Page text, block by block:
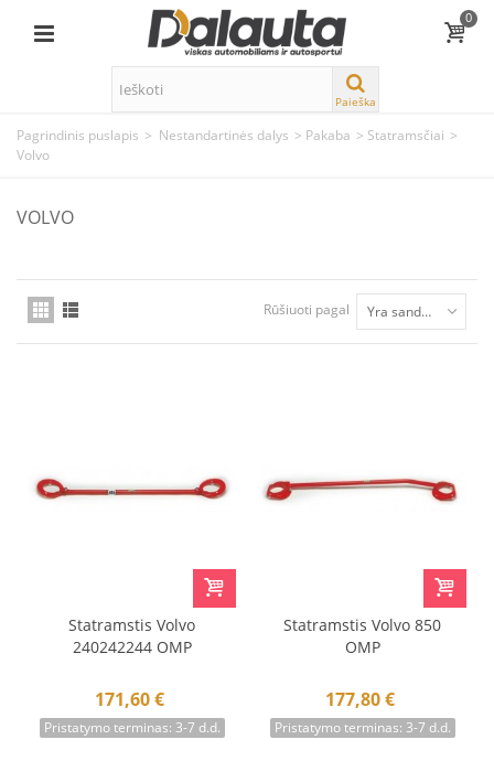
0
Paieška
Pagrindinis puslapis > Nestandartinės dalys > Pakaba > Statramsčiai >
Volvo
VOLVO
Rūšiuoti pagal Yra sandėlyje
Statramstis Volvo
240242244 OMP
171,60 €
Pristatymo terminas: 3-7 d.d.
Statramstis Volvo 850
OMP
177,80 €
Pristatymo terminas: 3-7 d.d.